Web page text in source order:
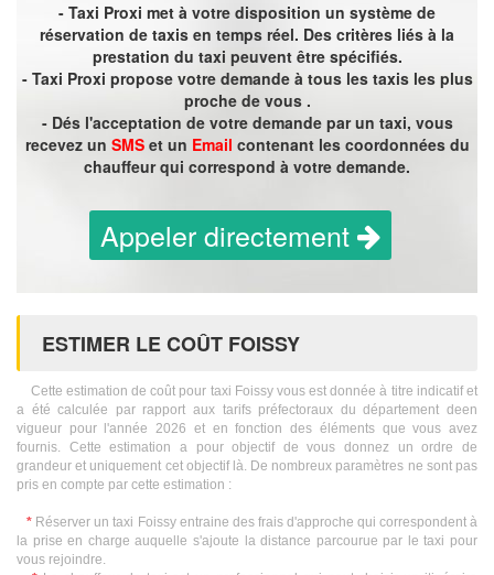
- Taxi Proxi met à votre disposition un système de
réservation de taxis en temps réel. Des critères liés à la
prestation du taxi peuvent être spécifiés.
- Taxi Proxi propose votre demande à tous les taxis les plus
proche de vous .
- Dés l'acceptation de votre demande par un taxi, vous
recevez un SMSet un Email contenant les coordonnées du
chauffeur qui correspond à votre demande.
Appeler directement
ESTIMER LE COÛT FOISSY
Cette estimation de coût pour taxi Foissy vous est donnée à titre indicatif et
a été calculée par rapport aux tarifs préfectoraux du département deen
vigueur pour l'année 2026 et en fonction des éléments que vous avez
fournis. Cette estimation a pour objectif de vous donnez un ordre de
grandeur et uniquement cet objectif là. De nombreux paramètres ne sont pas
pris en compte par cette estimation :
* Réserver un taxi Foissy entraine des frais d'approche qui correspondent à
la prise en charge auquelle s'ajoute la distance parcourue par le taxi pour
vous rejoindre.